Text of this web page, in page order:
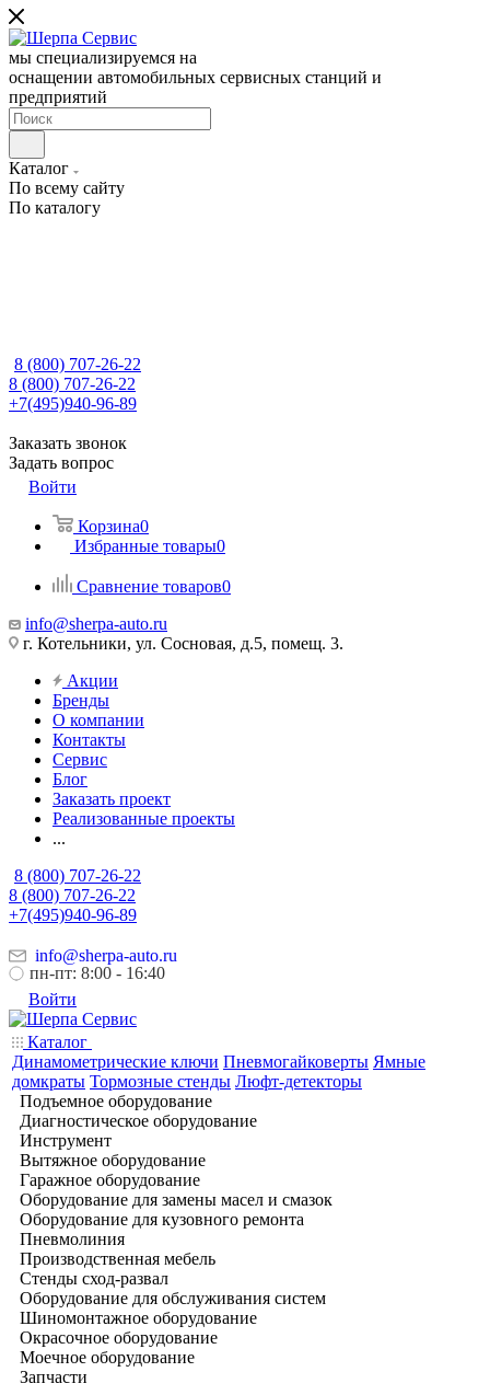
мы специализируемся на
оснащении автомобильных сервисных станций и
предприятий
Каталог
По всему сайту
По каталогу
8 (800) 707-26-22
8 (800) 707-26-22
+7(495)940-96-89
Заказать звонок
Задать вопрос
Войти
Корзина0
Избранные товары0
Сравнение товаров0
info@sherpa-auto.ru
г. Котельники, ул. Сосновая, д.5, помещ. 3.
Акции
Бренды
О компании
Контакты
Сервис
Блог
Заказать проект
Реализованные проекты
...
8 (800) 707-26-22
8 (800) 707-26-22
+7(495)940-96-89
info@sherpa-auto.ru
пн-пт: 8:00 - 16:40
Войти
Каталог
Динамометрические ключи Пневмогайковерты Ямные
домкраты Тормозные стенды Люфт-детекторы
Подъемное оборудование
Диагностическое оборудование
Инструмент
Вытяжное оборудование
Гаражное оборудование
Оборудование для замены масел и смазок
Оборудование для кузовного ремонта
Пневмолиния
Производственная мебель
Стенды сход-развал
Оборудование для обслуживания систем
Шиномонтажное оборудование
Окрасочное оборудование
Моечное оборудование
Запчасти